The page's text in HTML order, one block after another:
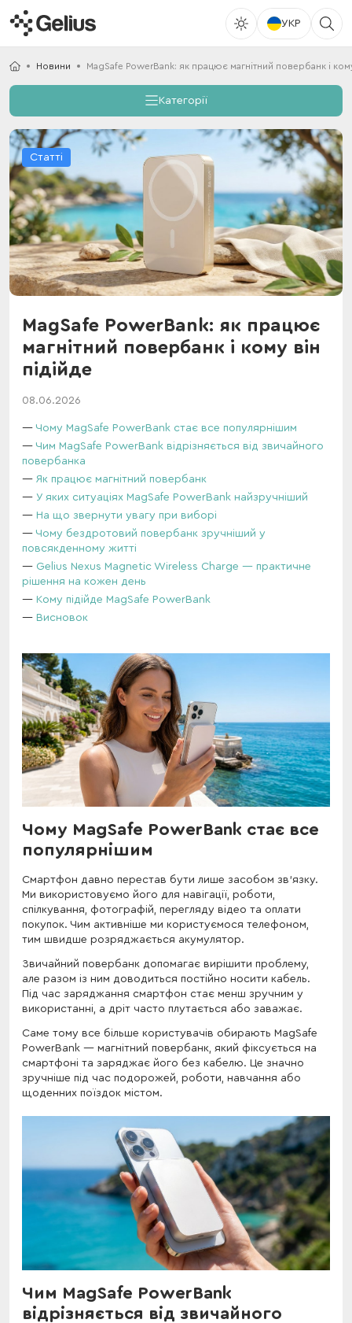
УКР
Новини MagSafe PowerBank: як працює магнітний повербанк і кому
Категорії
Статті
MagSafe PowerBank: як працює
магнітний повербанк і кому він
підійде
08.06.2026
Чому MagSafe PowerBank стає все популярнішим
Чим MagSafe PowerBank відрізняється від звичайного
повербанка
Як працює магнітний повербанк
У яких ситуаціях MagSafe PowerBank найзручніший
На що звернути увагу при виборі
Чому бездротовий повербанк зручніший у
повсякденному житті
Gelius Nexus Magnetic Wireless Charge — практичне
рішення на кожен день
Кому підійде MagSafe PowerBank
Висновок
Чому MagSafe PowerBank стає все
популярнішим
Смартфон давно перестав бути лише засобом зв'язку.
Ми використовуємо його для навігації, роботи,
спілкування, фотографій, перегляду відео та оплати
покупок. Чим активніше ми користуємося телефоном,
тим швидше розряджається акумулятор.
Звичайний повербанк допомагає вирішити проблему,
але разом із ним доводиться постійно носити кабель.
Під час заряджання смартфон стає менш зручним у
використанні, а дріт часто плутається або заважає.
Саме тому все більше користувачів обирають MagSafe
PowerBank — магнітний повербанк, який фіксується на
смартфоні та заряджає його без кабелю. Це значно
зручніше під час подорожей, роботи, навчання або
щоденних поїздок містом.
Чим MagSafe PowerBank
відрізняється від звичайного